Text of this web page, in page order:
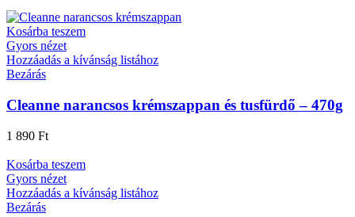
Kosárba teszem
Gyors nézet
Hozzáadás a kívánság listához
Bezárás
Cleanne narancsos krémszappan és tusfürdő – 470g
1 890 Ft
Kosárba teszem
Gyors nézet
Hozzáadás a kívánság listához
Bezárás